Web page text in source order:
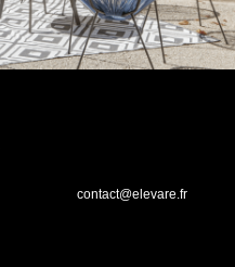
contact@elevare.fr